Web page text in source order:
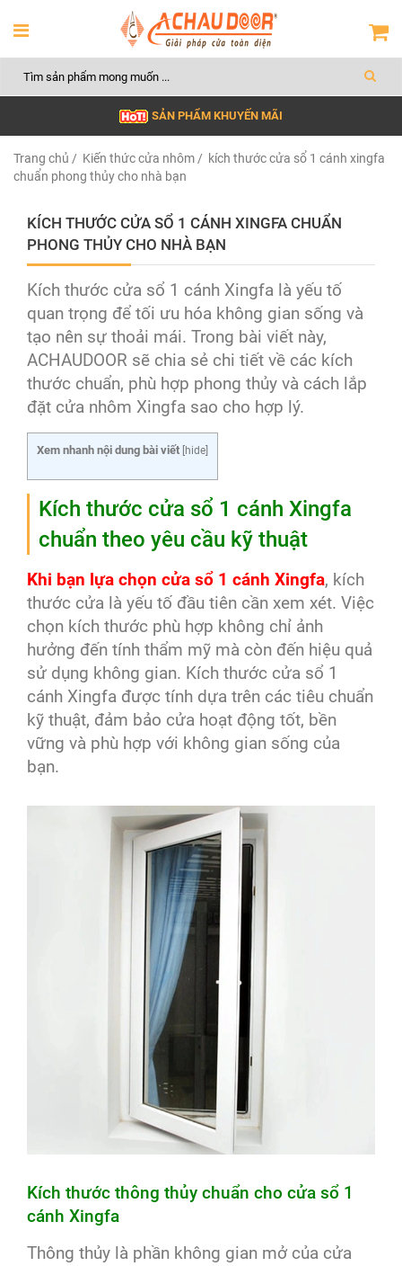
SẢN PHẨM KHUYẾN MÃI
Trang chủ / Kiến thức cửa nhôm / kích thước cửa sổ 1 cánh xingfa
chuẩn phong thủy cho nhà bạn
KÍCH THƯỚC CỬA SỔ 1 CÁNH XINGFA CHUẨN
PHONG THỦY CHO NHÀ BẠN
Kích thước cửa sổ 1 cánh Xingfa là yếu tố
quan trọng để tối ưu hóa không gian sống và
tạo nên sự thoải mái. Trong bài viết này,
ACHAUDOOR sẽ chia sẻ chi tiết về các kích
thước chuẩn, phù hợp phong thủy và cách lắp
đặt cửa nhôm Xingfa sao cho hợp lý.
Xem nhanh nội dung bài viết hide
Kích thước cửa sổ 1 cánh Xingfa
chuẩn theo yêu cầu kỹ thuật
Khi bạn lựa chọn cửa sổ 1 cánh Xingfa, kích
thước cửa là yếu tố đầu tiên cần xem xét. Việc
chọn kích thước phù hợp không chỉ ảnh
hưởng đến tính thẩm mỹ mà còn đến hiệu quả
sử dụng không gian. Kích thước cửa sổ 1
cánh Xingfa được tính dựa trên các tiêu chuẩn
kỹ thuật, đảm bảo cửa hoạt động tốt, bền
vững và phù hợp với không gian sống của
bạn.
Kích thước thông thủy chuẩn cho cửa sổ 1
cánh Xingfa
Thông thủy là phần không gian mở của cửa